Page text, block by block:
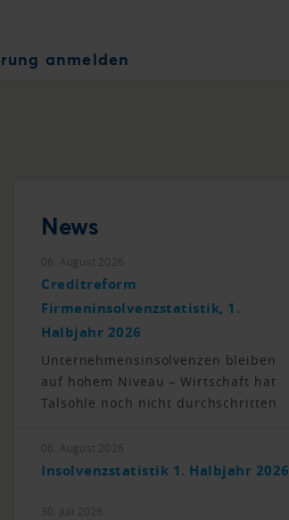
anmelden
News
06. August 2026
Creditreform
Firmeninsolvenzstatistik, 1.
Halbjahr 2026
Unternehmensinsolvenzen bleiben
auf hohem Niveau – Wirtschaft hat
Talsohle noch nicht durchschritten
06. August 2026
Insolvenzstatistik 1. Halbjahr 2026
30. Juli 2026